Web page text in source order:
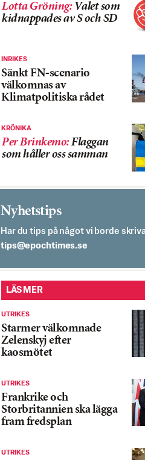
Lotta Gröning: Valet som
kidnappades av S och SD
INRIKES
Sänkt FN-scenario
välkomnas av
Klimatpolitiska rådet
KRÖNIKA
Per Brinkemo:Flaggan
som håller oss samman
Nyhetstips
Har du tips på något vi borde skriva
es.semithcope@spit
LÄS MER
UTRIKES
Starmer välkomnade
Zelenskyj efter
kaosmötet
UTRIKES
Frankrike och
Storbritannien ska lägga
fram fredsplan
UTRIKES